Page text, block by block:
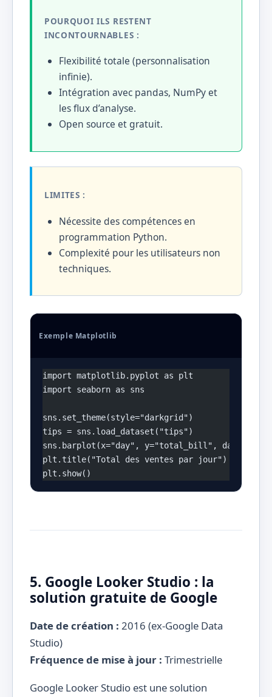
POURQUOI ILS RESTENT
INCONTOURNABLES :
Flexibilité totale (personnalisation
infinie).
Intégration avec pandas, NumPy et
les flux d’analyse.
Open source et gratuit.
LIMITES :
Nécessite des compétences en
programmation Python.
Complexité pour les utilisateurs non
techniques.
Exemple Matplotlib
import matplotlib.pyplot as plt
import seaborn as sns
sns.set_theme(style="darkgrid")
tips = sns.load_dataset("tips")
sns.barplot(x="day", y="total_bill", data=tips)
plt.title("Total des ventes par jour")
plt.show()
5. Google Looker Studio : la
solution gratuite de Google
Date de création : 2016 (ex-Google Data
Studio)
Fréquence de mise à jour : Trimestrielle
Google Looker Studio est une solution